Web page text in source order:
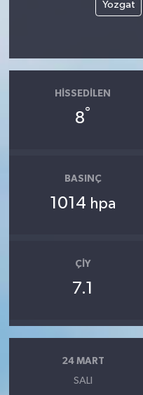
Yozgat
HISSEDILEN
8°
BASINÇ
1014 hpa
ÇIY
7.1
24 MART
SALI